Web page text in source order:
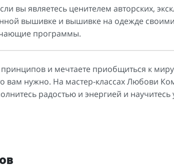
вы являетесь ценителем авторских,
вышивке и вышивке на одежде
программы.
и мечтаете приобщиться к миру
вам нужно. На мастер-классах Любови
радостью и энергией и